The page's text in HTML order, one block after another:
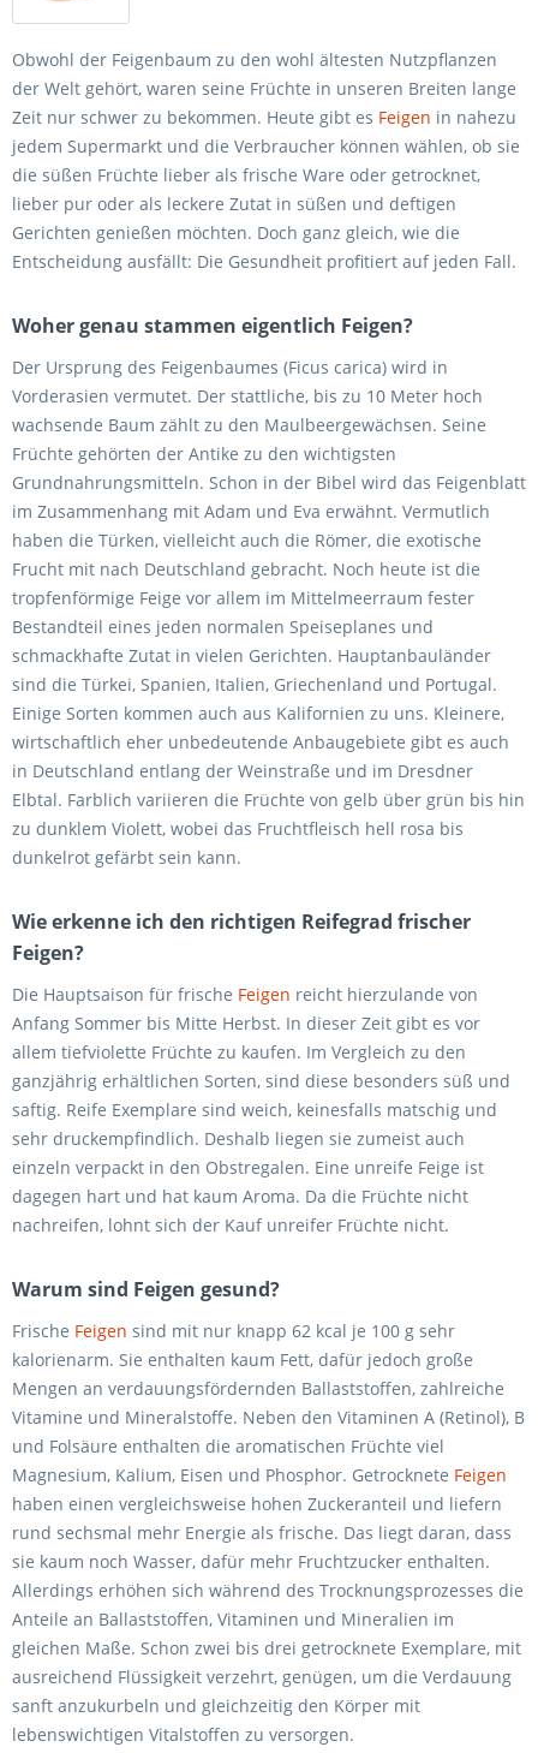
Obwohl der Feigenbaum zu den wohl ältesten Nutzpflanzen
der Welt gehört, waren seine Früchte in unseren Breiten lange
Zeit nur schwer zu bekommen. Heute gibt es Feigen in nahezu
jedem Supermarkt und die Verbraucher können wählen, ob sie
die süßen Früchte lieber als frische Ware oder getrocknet,
lieber pur oder als leckere Zutat in süßen und deftigen
Gerichten genießen möchten. Doch ganz gleich, wie die
Entscheidung ausfällt: Die Gesundheit profitiert auf jeden Fall.
Woher genau stammen eigentlich Feigen?
Der Ursprung des Feigenbaumes (Ficus carica) wird in
Vorderasien vermutet. Der stattliche, bis zu 10 Meter hoch
wachsende Baum zählt zu den Maulbeergewächsen. Seine
Früchte gehörten der Antike zu den wichtigsten
Grundnahrungsmitteln. Schon in der Bibel wird das Feigenblatt
im Zusammenhang mit Adam und Eva erwähnt. Vermutlich
haben die Türken, vielleicht auch die Römer, die exotische
Frucht mit nach Deutschland gebracht. Noch heute ist die
tropfenförmige Feige vor allem im Mittelmeerraum fester
Bestandteil eines jeden normalen Speiseplanes und
schmackhafte Zutat in vielen Gerichten. Hauptanbauländer
sind die Türkei, Spanien, Italien, Griechenland und Portugal.
Einige Sorten kommen auch aus Kalifornien zu uns. Kleinere,
wirtschaftlich eher unbedeutende Anbaugebiete gibt es auch
in Deutschland entlang der Weinstraße und im Dresdner
Elbtal. Farblich variieren die Früchte von gelb über grün bis hin
zu dunklem Violett, wobei das Fruchtfleisch hell rosa bis
dunkelrot gefärbt sein kann.
Wie erkenne ich den richtigen Reifegrad frischer
Feigen?
Die Hauptsaison für frische Feigen reicht hierzulande von
Anfang Sommer bis Mitte Herbst. In dieser Zeit gibt es vor
allem tiefviolette Früchte zu kaufen. Im Vergleich zu den
ganzjährig erhältlichen Sorten, sind diese besonders süß und
saftig. Reife Exemplare sind weich, keinesfalls matschig und
sehr druckempfindlich. Deshalb liegen sie zumeist auch
einzeln verpackt in den Obstregalen. Eine unreife Feige ist
dagegen hart und hat kaum Aroma. Da die Früchte nicht
nachreifen, lohnt sich der Kauf unreifer Früchte nicht.
Warum sind Feigen gesund?
Frische Feigen sind mit nur knapp 62 kcal je 100 g sehr
kalorienarm. Sie enthalten kaum Fett, dafür jedoch große
Mengen an verdauungsfördernden Ballaststoffen, zahlreiche
Vitamine und Mineralstoffe. Neben den Vitaminen A (Retinol), B
und Folsäure enthalten die aromatischen Früchte viel
Magnesium, Kalium, Eisen und Phosphor. Getrocknete Feigen
haben einen vergleichsweise hohen Zuckeranteil und liefern
rund sechsmal mehr Energie als frische. Das liegt daran, dass
sie kaum noch Wasser, dafür mehr Fruchtzucker enthalten.
Allerdings erhöhen sich während des Trocknungsprozesses die
Anteile an Ballaststoffen, Vitaminen und Mineralien im
gleichen Maße. Schon zwei bis drei getrocknete Exemplare, mit
ausreichend Flüssigkeit verzehrt, genügen, um die Verdauung
sanft anzukurbeln und gleichzeitig den Körper mit
lebenswichtigen Vitalstoffen zu versorgen.